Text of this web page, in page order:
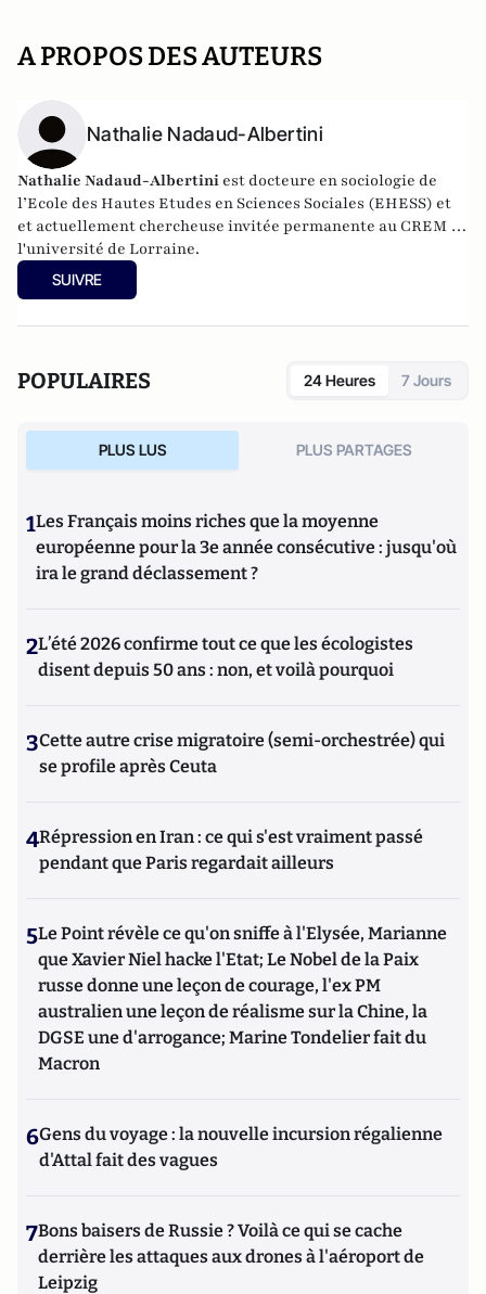
A PROPOS DES AUTEURS
Nathalie Nadaud-Albertini
Nathalie Nadaud-Albertini est docteure en sociologie de
l’Ecole des Hautes Etudes en Sciences Sociales (EHESS) et
et actuellement chercheuse invitée permanente au CREM de
l'université de Lorraine.
SUIVRE
POPULAIRES 24 Heures 7 Jours
PLUS LUS PLUS PARTAGES
1Les Français moins riches que la moyenne
européenne pour la 3e année consécutive : jusqu'où
ira le grand déclassement ?
2L’été 2026 confirme tout ce que les écologistes
disent depuis 50 ans : non, et voilà pourquoi
3Cette autre crise migratoire (semi-orchestrée) qui
se profile après Ceuta
4Répression en Iran : ce qui s'est vraiment passé
pendant que Paris regardait ailleurs
5Le Point révèle ce qu'on sniffe à l'Elysée, Marianne
que Xavier Niel hacke l'Etat; Le Nobel de la Paix
russe donne une leçon de courage, l'ex PM
australien une leçon de réalisme sur la Chine, la
DGSE une d'arrogance; Marine Tondelier fait du
Macron
6Gens du voyage : la nouvelle incursion régalienne
d'Attal fait des vagues
7Bons baisers de Russie ? Voilà ce qui se cache
derrière les attaques aux drones à l'aéroport de
Leipzig